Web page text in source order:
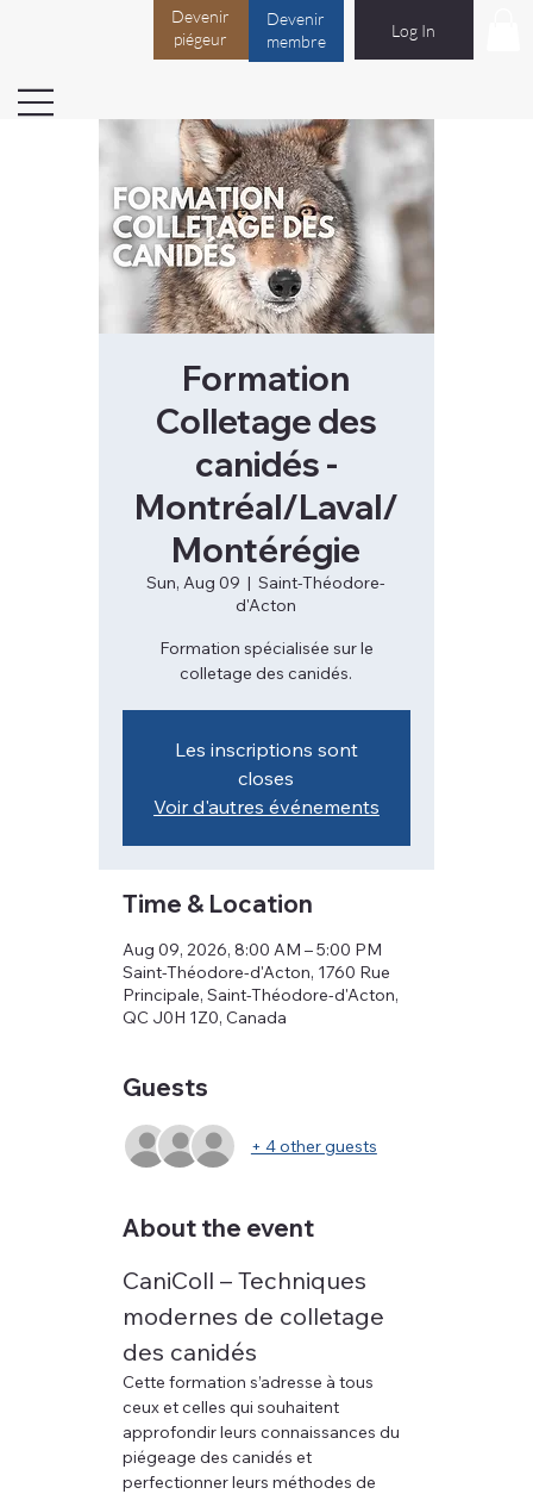
Devenir
piégeur
Devenir
membre
Log In
Formation
Colletage des
canidés -
Montréal/Laval/
Montérégie
Sun, Aug 09
  |
Saint-Théodore-
d'Acton
Formation spécialisée sur le
colletage des canidés.
Les inscriptions sont
closes
Voir d'autres événements
Time & Location
Aug 09, 2026, 8:00 AM – 5:00 PM
Saint-Théodore-d'Acton, 1760 Rue
Principale, Saint-Théodore-d'Acton,
QC J0H 1Z0, Canada
Guests
+ 4 other guests
About the event
CaniColl – Techniques
modernes de colletage
des canidés
Cette formation s’adresse à tous
ceux et celles qui souhaitent
approfondir leurs connaissances du
piégeage des canidés et
perfectionner leurs méthodes de